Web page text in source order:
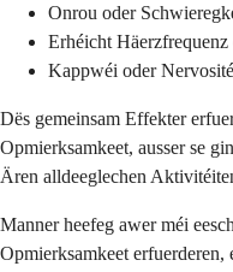
Onrou oder
Erhéicht
Kappwéi oder
Dës gemeinsam Effekter
Opmierksamkeet, ausser se
Ären alldeeglechen
Manner heefeg awer méi
Opmierksamkeet erfuerderen,